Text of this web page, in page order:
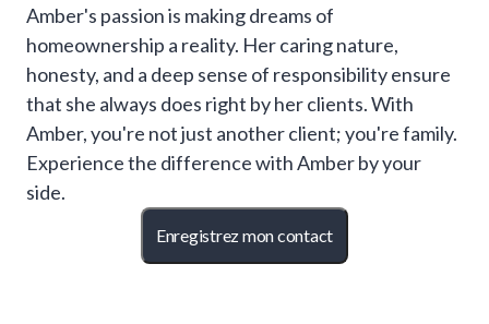
Amber's passion is making dreams of
homeownership a reality. Her caring nature,
honesty, and a deep sense of responsibility ensure
that she always does right by her clients. With
Amber, you're not just another client; you're family.
Experience the difference with Amber by your
side.
Enregistrez mon contact